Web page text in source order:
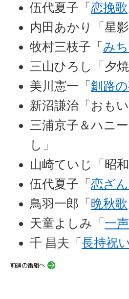
伍代夏子「 恋挽歌
内田あかり「星影
牧村三枝子「 み
三山ひろし「夕
美川憲一「 釧路
新沼謙治「おもい
三浦京子＆ハニ
し」
山崎ていじ「昭和
伍代夏子「 恋ざ
鳥羽一郎「 晩秋歌
天童よしみ「 一
千 昌夫「 長持祝